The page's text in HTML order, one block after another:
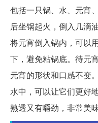
包括一只锅、水、元宵
后坐锅起火，倒入几滴
将元宵倒入锅内，可以
下，避免粘锅底。待元
元宵的形状和口感不变
水中，可以让它们更好
熟透又有嚼劲，非常美味